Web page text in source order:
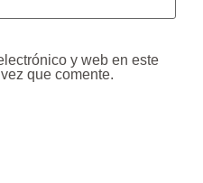
y web en este
que comente.